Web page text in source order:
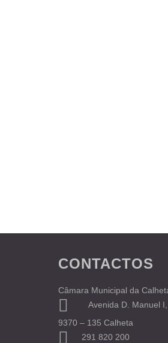
CONTACTOS
Câmara Municipal da
Avenida D. Manuel
9370 – 135 Calheta
291 820 200